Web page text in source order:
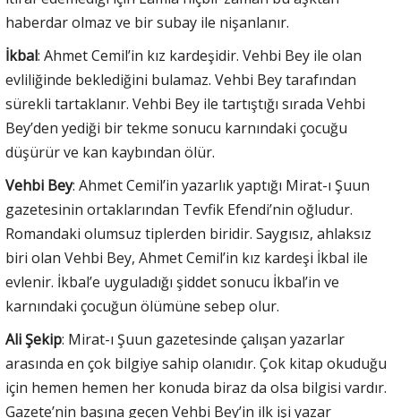
haberdar olmaz ve bir subay ile nişanlanır.
İkbal: Ahmet Cemil’in kız kardeşidir. Vehbi Bey ile olan
evliliğinde beklediğini bulamaz. Vehbi Bey tarafından
sürekli tartaklanır. Vehbi Bey ile tartıştığı sırada Vehbi
Bey’den yediği bir tekme sonucu karnındaki çocuğu
düşürür ve kan kaybından ölür.
Vehbi Bey: Ahmet Cemil’in yazarlık yaptığı Mirat-ı Şuun
gazetesinin ortaklarından Tevfik Efendi’nin oğludur.
Romandaki olumsuz tiplerden biridir. Saygısız, ahlaksız
biri olan Vehbi Bey, Ahmet Cemil’in kız kardeşi İkbal ile
evlenir. İkbal’e uyguladığı şiddet sonucu İkbal’in ve
karnındaki çocuğun ölümüne sebep olur.
Ali Şekip: Mirat-ı Şuun gazetesinde çalışan yazarlar
arasında en çok bilgiye sahip olanıdır. Çok kitap okuduğu
için hemen hemen her konuda biraz da olsa bilgisi vardır.
Gazete’nin başına geçen Vehbi Bey’in ilk işi yazar